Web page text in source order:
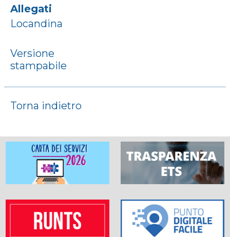
Allegati
Locandina
Versione
stampabile
Torna indietro